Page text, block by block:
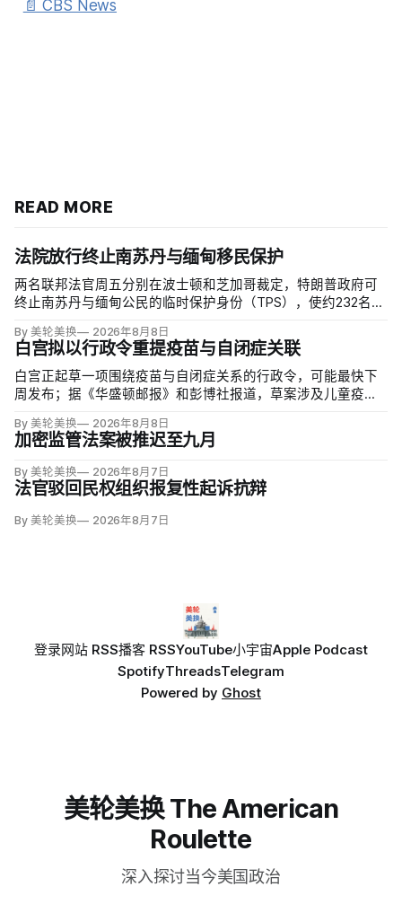
📄 CBS News
READ MORE
法院放行终止南苏丹与缅甸移民保护
两名联邦法官周五分别在波士顿和芝加哥裁定，特朗普政府可
终止南苏丹与缅甸公民的临时保护身份（TPS），使约232名南
障。两国分别因长期武装冲突及2021年军事政变后动荡而获指
定；国土安全部去年11月决定取消保护。
By 美轮美换 2026年8月8日
白宫拟以行政令重提疫苗与自闭症关联
白宫正起草一项围绕疫苗与自闭症关系的行政令，可能最快下
周发布；据《华盛顿邮报》和彭博社报道，草案涉及儿童疫苗
项覆盖全球数百万儿童的高质量研究均未发现儿童疫苗导致自
闭症，相关说法源自一项后来撤稿的欺诈性研究，作者也被吊
销执照。
By 美轮美换 2026年8月8日
加密监管法案被推迟至九月
By 美轮美换 2026年8月7日
法官驳回民权组织报复性起诉抗辩
By 美轮美换 2026年8月7日
登录网站 RSS播客 RSSYouTube小宇宙Apple Podcast
SpotifyThreadsTelegram
Powered by Ghost
美轮美换 The American
Roulette
深入探讨当今美国政治